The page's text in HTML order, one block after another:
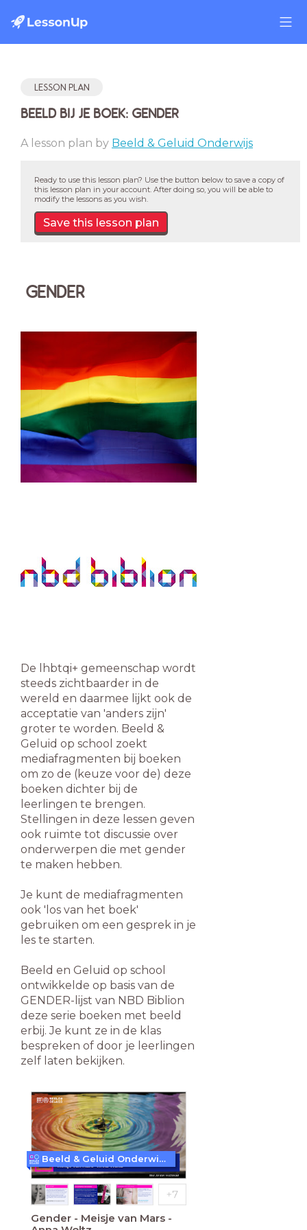
LESSON PLAN
BEELD BIJ JE BOEK: GENDER
A lesson plan by Beeld & Geluid Onderwijs
Ready to use this lesson plan? Use the button below to save a copy of
this lesson plan in your account. After doing so, you will be able to
modify the lessons as you wish.
Save this lesson plan
GENDER
De lhbtqi+ gemeenschap wordt
steeds zichtbaarder in de
wereld en daarmee lijkt ook de
acceptatie van 'anders zijn'
groter te worden. Beeld &
Geluid op school zoekt
mediafragmenten bij boeken
om zo de (keuze voor de) deze
boeken dichter bij de
leerlingen te brengen.
Stellingen in deze lessen geven
ook ruimte tot discussie over
onderwerpen die met gender
te maken hebben.
Je kunt de mediafragmenten
ook 'los van het boek'
gebruiken om een gesprek in je
les te starten.
Beeld en Geluid op school
ontwikkelde op basis van de
GENDER-lijst van NBD Biblion
deze serie boeken met beeld
erbij. Je kunt ze in de klas
bespreken of door je leerlingen
zelf laten bekijken.
Gender - Meisje van Mars -
Beeld & Geluid Onderwijs